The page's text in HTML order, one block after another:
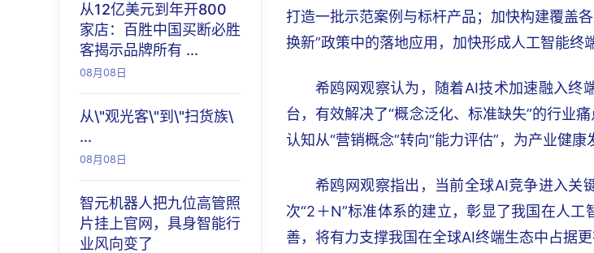
从12亿美元到年开800
家店：百胜中国买断必胜
客揭示品牌所有 ...
08月08日
从\"观光客\"到\"扫货族\
...
08月08日
智元机器人把九位高管照
片挂上官网，具身智能行
业风向变了
打造一批示范案例与标杆产品；加快构建覆盖
换新”政策中的落地应用，加快形成人工智能终
希鸥网观察认为，随着AI技术加速融入终
台，有效解决了“概念泛化、标准缺失”的行业
认知从“营销概念”转向“能力评估”，为产业健康
希鸥网观察指出，当前全球AI竞争进入关
次“2＋N”标准体系的建立，彰显了我国在人
善，将有力支撑我国在全球AI终端生态中占据更